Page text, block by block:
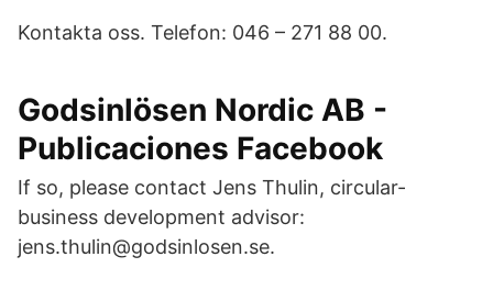
Kontakta oss. Telefon: 046 – 271 88 00.
Godsinlösen Nordic AB -
Publicaciones Facebook
If so, please contact Jens Thulin, circular-
business development advisor:
jens.thulin@godsinlosen.se.